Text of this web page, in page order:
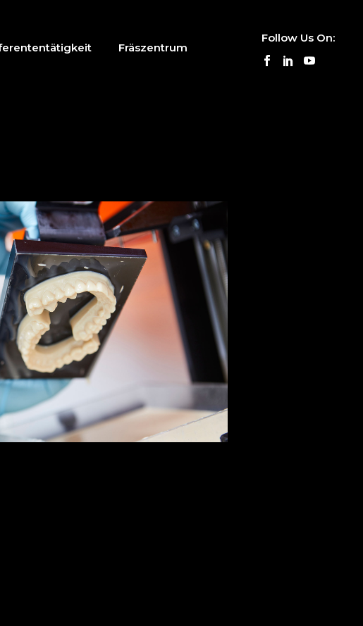
Fräszentrum
Follow Us On: